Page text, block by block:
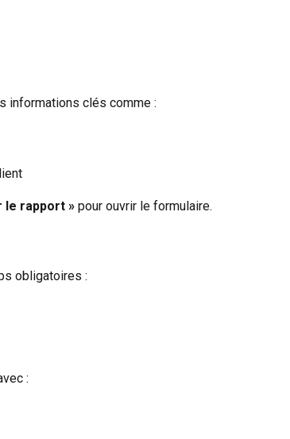
informations clés comme :
le rapport » pour ouvrir le formulaire.
obligatoires :
: